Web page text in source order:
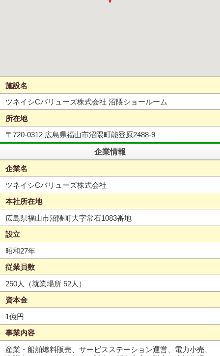
施設名
ツネイシCバリューズ株式会社 沼隈ショールーム
所在地
〒720-0312 広島県福山市沼隈町能登原2488-9
企業情報
企業名
ツネイシCバリューズ株式会社
本社所在地
広島県福山市沼隈町大字常石1083番地
設立
昭和27年
従業員数
250人（就業場所 52人）
資本金
1億円
事業内容
産業・船舶燃料販売、サービスステーション運営、電力小売、